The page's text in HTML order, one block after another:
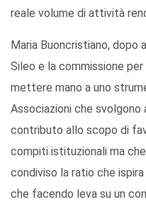
reale volume di attività
Maria Buoncristiano, dopo
Sileo e la commissione
mettere mano a uno
Associazioni che
contributo allo scopo di
compiti istituzionali ma
condiviso la ratio che
che facendo leva su un